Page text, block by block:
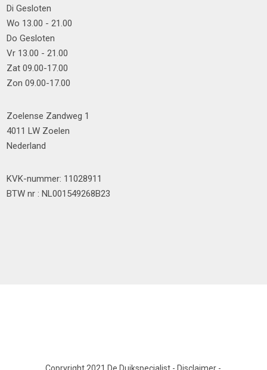
Di Gesloten
Wo 13.00 - 21.00
Do Gesloten
Vr 13.00 - 21.00
Zat 09.00-17.00
Zon 09.00-17.00
Zoelense Zandweg 1
4011 LW Zoelen
Nederland
KVK-nummer: 11028911
BTW nr : NL001549268B23